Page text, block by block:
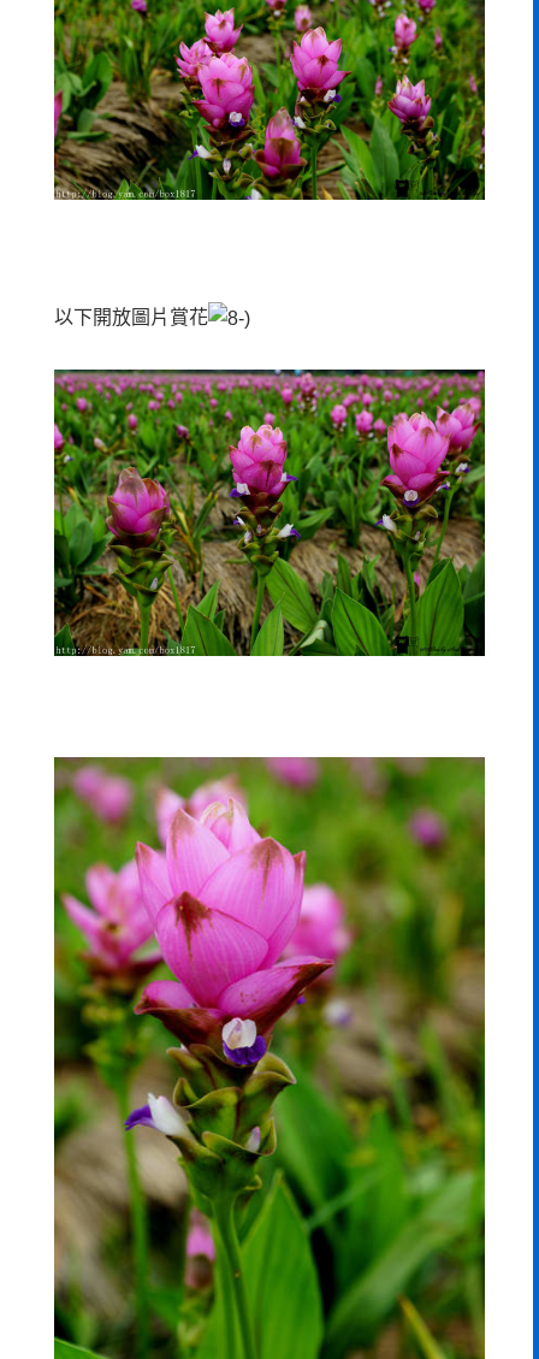
以下開放圖片賞花